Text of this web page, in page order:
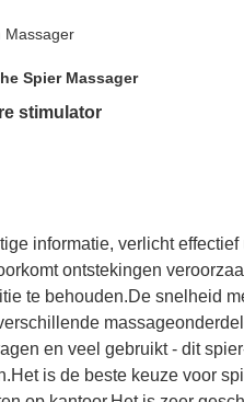
Massager
Spier Massager
stimulator
informatie, verlicht effectief
ontstekingen
te behouden.De snelheid
en veel gebruikt - dit
is de beste keuze voor